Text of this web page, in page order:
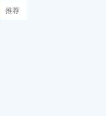
推荐